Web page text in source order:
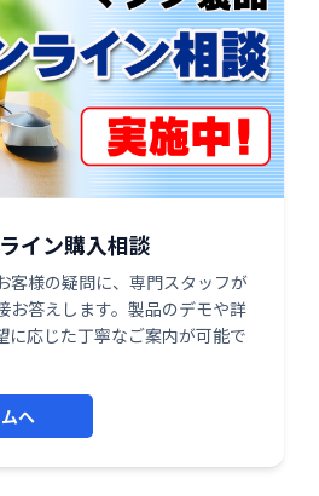
イン購入相談
客様の疑問に、専門スタッフが
お答えします。製品のデモや詳
に応じた丁寧なご案内が可能で
へ